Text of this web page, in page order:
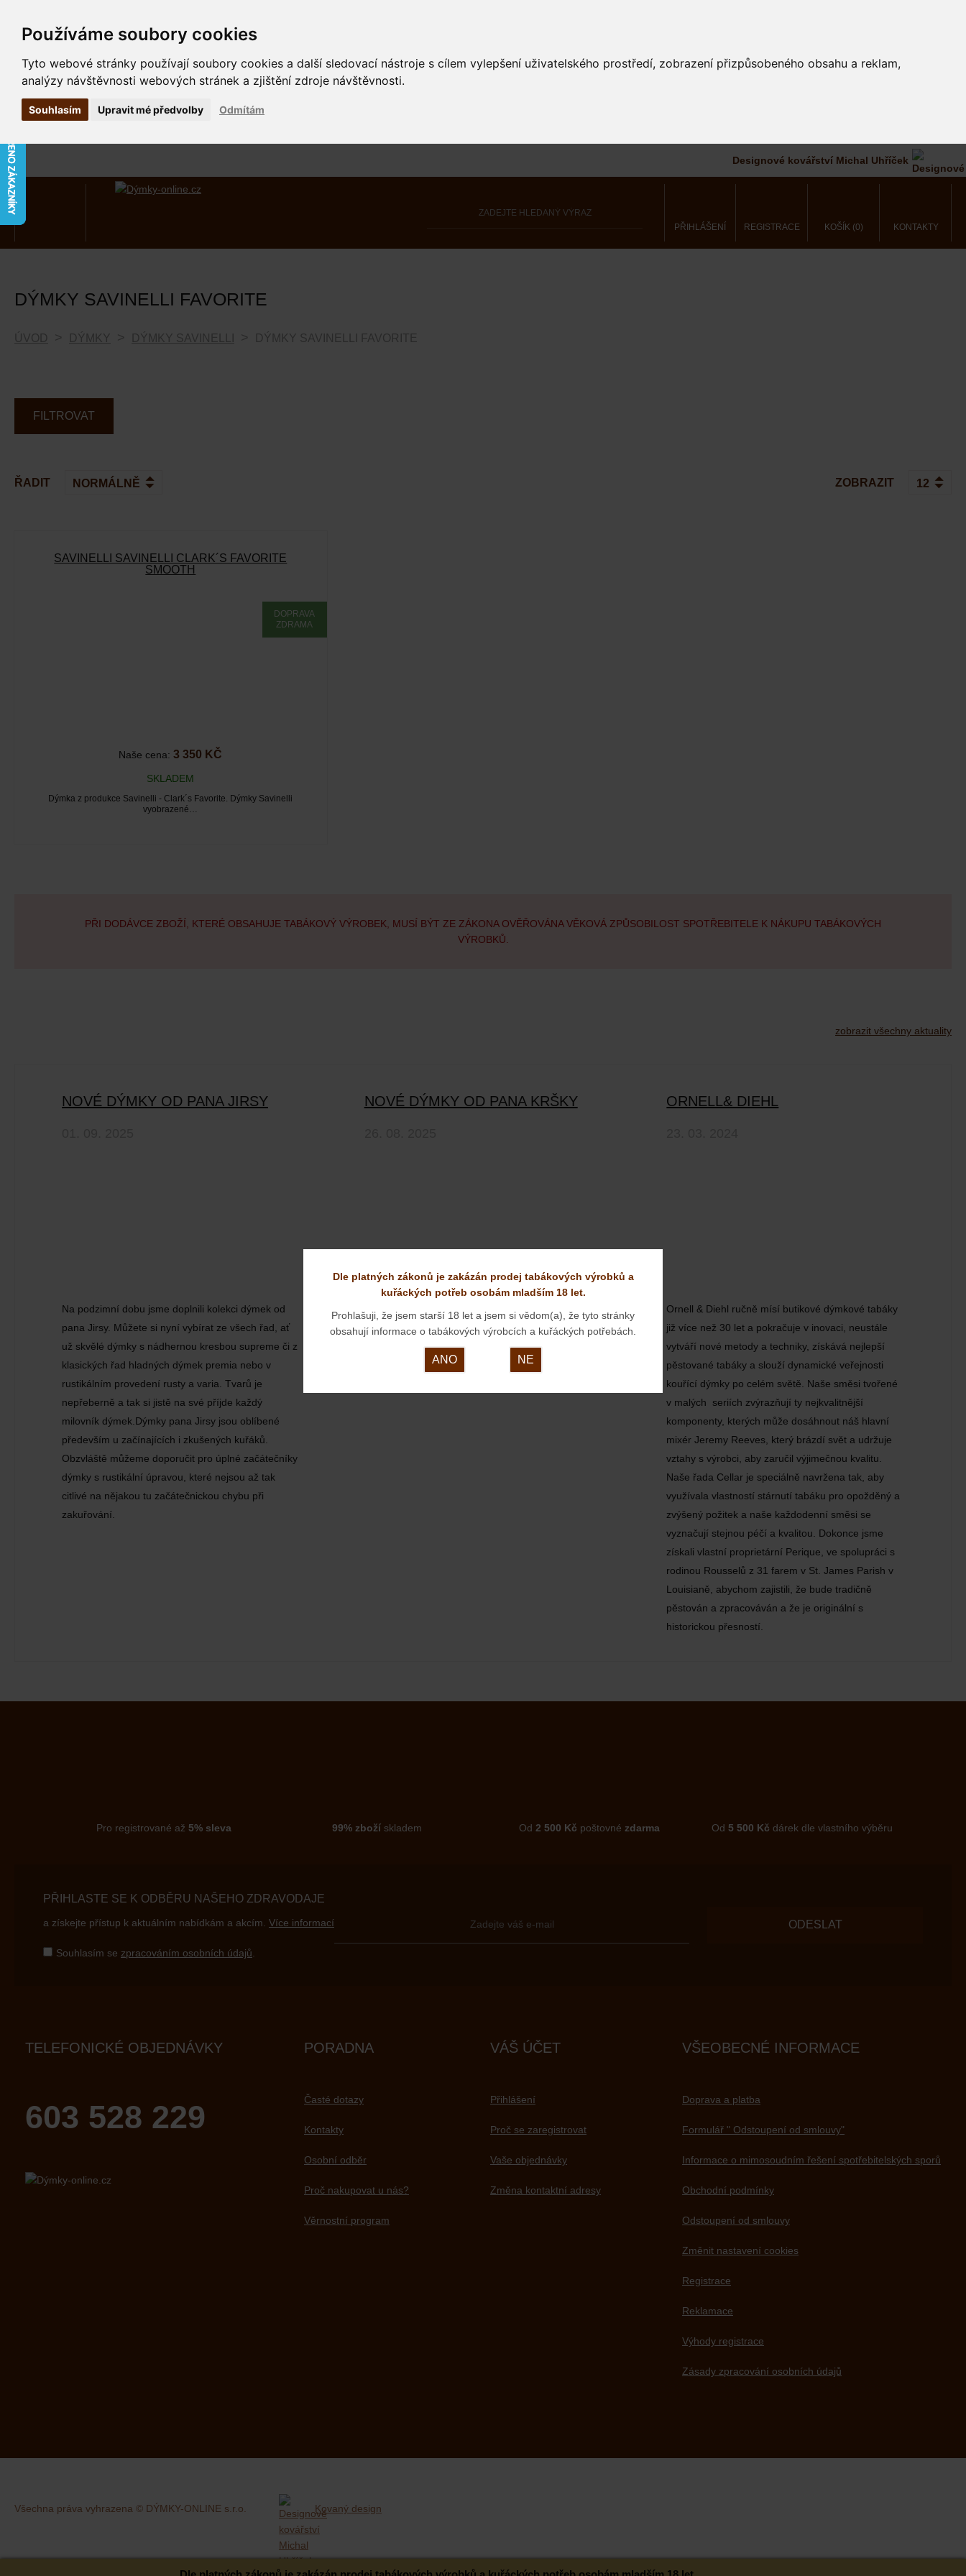
Používáme soubory cookies
Tyto webové stránky používají soubory cookies a další sledovací nástroje s cílem vylepšení uživatelského prostředí, zobrazení přizpůsobeného obsahu a reklam,
analýzy návštěvnosti webových stránek a zjištění zdroje návštěvnosti.
Souhlasím Odmítám
Upravit mé předvolby
Designové kovářství Michal Uhříček
PŘIHLÁŠENÍ REGISTRACE KOŠÍK (0) KONTAKTY
DÝMKY SAVINELLI FAVORITE
ÚVOD DÝMKY DÝMKY SAVINELLI DÝMKY SAVINELLI FAVORITE
FILTROVAT
ŘADIT ZOBRAZIT
SAVINELLI SAVINELLI CLARK´S FAVORITE
SMOOTH
DOPRAVA
ZDRAMA
Naše cena:3 350 KČ
SKLADEM
Dýmka z produkce Savinelli - Clark´s Favorite. Dýmky Savinelli
vyobrazené…
PŘI DODÁVCE ZBOŽÍ, KTERÉ OBSAHUJE TABÁKOVÝ VÝROBEK, MUSÍ BÝT ZE ZÁKONA OVĚŘOVÁNA VĚKOVÁ ZPŮSOBILOST SPOTŘEBITELE K NÁKUPU TABÁKOVÝCH
VÝROBKŮ.
zobrazit všechny aktuality
NOVÉ DÝMKY OD PANA JIRSY
Na podzimní dobu jsme doplnili kolekci dýmek od
pana Jirsy. Můžete si nyní vybírat ze všech řad, ať
už skvělé dýmky s nádhernou kresbou supreme či z
klasických řad hladných dýmek premia nebo v
rustikálním provedení rusty a varia. Tvarů je
nepřeberně a tak si jistě na své příjde každý
milovník dýmek.Dýmky pana Jirsy jsou oblíbené
především u začínajících i zkušených kuřáků.
Obzvláště můžeme doporučit pro úplné začátečníky
dýmky s rustikální úpravou, které nejsou až tak
citlivé na nějakou tu začátečnickou chybu při
zakuřování.
NOVÉ DÝMKY OD PANA KRŠKY
našem internetovém obchodě. Představujeme nové
kousky, které se ale asi u nás dlouho neohřejí.O
tom, jak unikátní dýmky naši zákazníci dostanou
ORNELL& DIEHL
Ornell & Diehl ručně mísí butikové dýmkové tabáky
již více než 30 let a pokračuje v inovaci, neustále
vytváří nové metody a techniky, získává nejlepší
pěstované tabáky a slouží dynamické veřejnosti
kouřící dýmky po celém světě. Naše směsi tvořené
v malých seriích zvýrazňují ty nejkvalitnější
komponenty, kterých může dosáhnout náš hlavní
mixér Jeremy Reeves, který brázdí svět a udržuje
vztahy s výrobci, aby zaručil výjimečnou kvalitu.
Naše řada Cellar je speciálně navržena tak, aby
využívala vlastností stárnutí tabáku pro opožděný a
zvýšený požitek a naše každodenní směsi se
vyznačují stejnou péčí a kvalitou. Dokonce jsme
získali vlastní proprietární Perique, ve spolupráci s
rodinou Rousselů z 31 farem v St. James Parish v
Louisianě, abychom zajistili, že bude tradičně
pěstován a zpracováván a že je originální s
historickou přesností.
Pro registrované až 5% sleva 99% zbožískladem Od 2 500 Kč poštovné zdarma Od 5 500 Kč dárek dle vlastního výběru
PŘIHLASTE SE K ODBĚRU NAŠEHO ZDRAVODAJE
a získejte přístup k aktuálním nabídkám a akcím. Více informací
Souhlasím se zpracováním osobních údajů
ODESLAT
TELEFONICKÉ OBJEDNÁVKY
603 528 229
PORADNA
Časté dotazy
Kontakty
Osobní odběr
Proč nakupovat u nás?
Věrnostní program
VÁŠ ÚČET
Přihlášení
Proč se zaregistrovat
Vaše objednávky
Změna kontaktní adresy
VŠEOBECNÉ INFORMACE
Doprava a platba
Formulář " Odstoupení od smlouvy"
Informace o mimosoudním řešení spotřebitelských sporů
Obchodní podmínky
Odstoupení od smlouvy
Změnit nastavení cookies
Registrace
Reklamace
Výhody registrace
Zásady zpracování osobních údajů
Všechna práva vyhrazena © DÝMKY-ONLINE s.r.o. Kovaný design
Dle platných zákonů je zakázán prodej tabákových výrobků a
kuřáckých potřeb osobám mladším 18 let.
Prohlašuji, že jsem starší 18 let a jsem si vědom(a), že tyto stránky
obsahují informace o tabákových výrobcích a kuřáckých potřebách.
ANO NE